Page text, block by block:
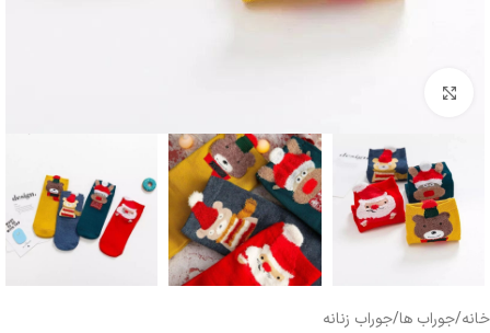
خانه/جوراب ها/جوراب زنانه